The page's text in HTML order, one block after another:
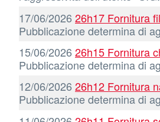
17/06/2026 26h17 Fornitura
Pubblicazione determina di
15/06/202626h15 Fornitura
Pubblicazione determina di
12/06/2026 26h12 Fornitura
Pubblicazione determina di